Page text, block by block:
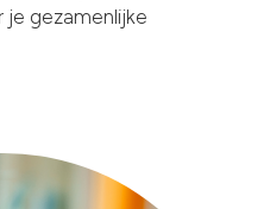
je gezamenlijke